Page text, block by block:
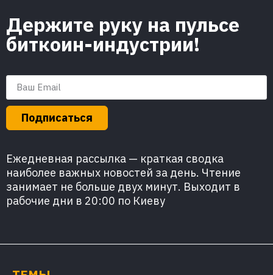
Держите руку на пульсе
биткоин-индустрии!
Подписаться
Ежедневная рассылка — краткая сводка
наиболее важных новостей за день. Чтение
занимает не больше двух минут. Выходит в
рабочие дни в 20:00 по Киеву